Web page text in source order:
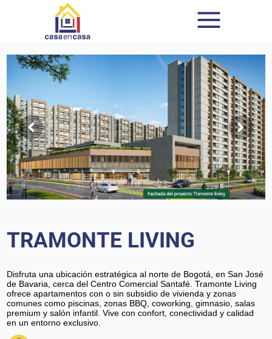
TRAMONTE LIVING
Disfruta una ubicación estratégica al norte de Bogotá, en San José
de Bavaria, cerca del Centro Comercial Santafé. Tramonte Living
ofrece apartamentos con o sin subsidio de vivienda y zonas
comunes como piscinas, zonas BBQ, coworking, gimnasio, salas
premium y salón infantil. Vive con confort, conectividad y calidad
en un entorno exclusivo.